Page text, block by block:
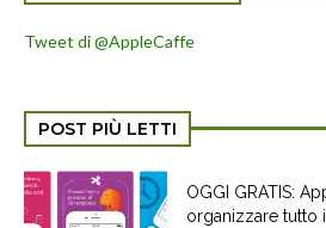
Tweet di @AppleCaffe
POST PIÙ LETTI
OGGI GRATIS:
organizzare tutto